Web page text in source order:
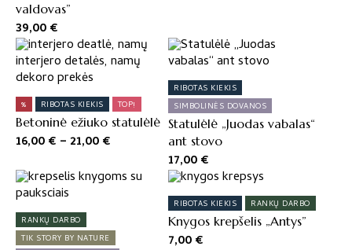
valdovas”
39,00€
% RIBOTAS KIEKIS TOP!
Betoninė ežiuko statulėlė
16,00€ – 21,00€
16,00 €
This
product
has
multiple
variants.
The
options
may
be
chosen
on
the
RIBOTAS KIEKIS
SIMBOLINĖS DOVANOS
Statulėlė „Juodas vabalas“
ant stovo
17,00€
RANKŲ DARBO
TIK STORY BY NATURE
RIBOTAS KIEKIS RANKŲ DARBO
Knygos krepšelis „Antys”
7,00€